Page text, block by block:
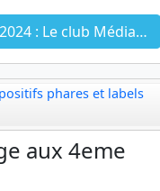
: Le club Média est là
phares et labels
aux 4eme